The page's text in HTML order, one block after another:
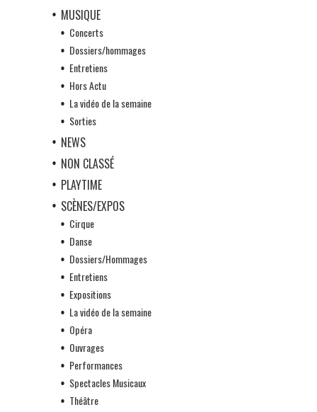
MUSIQUE
Concerts
Dossiers/hommages
Entretiens
Hors Actu
La vidéo de la semaine
Sorties
NEWS
NON CLASSÉ
PLAYTIME
SCÈNES/EXPOS
Cirque
Danse
Dossiers/Hommages
Entretiens
Expositions
La vidéo de la semaine
Opéra
Ouvrages
Performances
Spectacles Musicaux
Théâtre